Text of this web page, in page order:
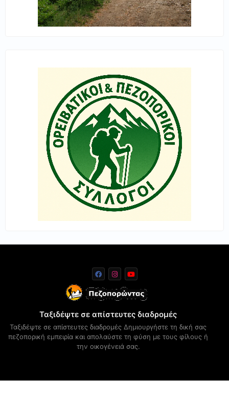
Ταξιδέψτε σε απίστευτες διαδρομές
Ταξιδέψτε σε απίστευτες διαδρομές Δημιουργήστε τη δική σας
πεζοπορική εμπειρία και απολαύστε τη φύση με τους φίλους ή
την οικογένειά σας.